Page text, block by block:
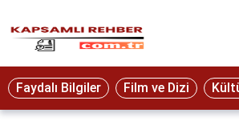
Eğitim
Ekonomi
Faydalı Bilgiler Film ve Dizi